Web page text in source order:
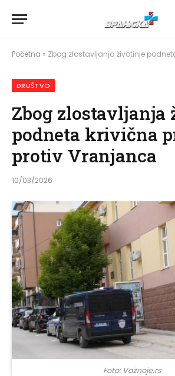
Početna » Zbog zlostavljanja životinje podneta
DRUŠTVO
Zbog zlostavljanja
podneta krivična
protiv Vranjanca
10/03/2026
Foto: Važnoje.rs